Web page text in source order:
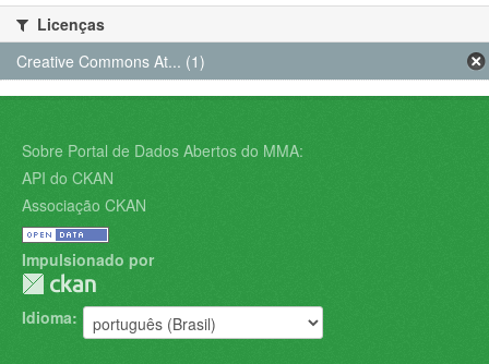
Licenças
Creative Commons At... (1)
Sobre Portal de Dados Abertos do MMA:
API do CKAN
Associação CKAN
Impulsionado por
Idioma